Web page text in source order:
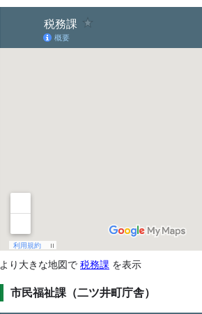
より大きな地図で 税務課 を表示
市民福祉課（二ツ井町庁舎）